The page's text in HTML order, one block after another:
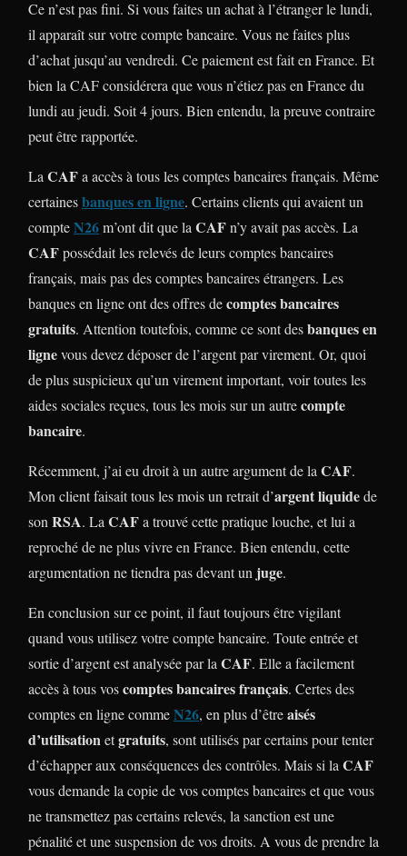
Ce n’est pas fini. Si vous faites un achat à l’étranger le lundi,
il apparaît sur votre compte bancaire. Vous ne faites plus
d’achat jusqu’au vendredi. Ce paiement est fait en France. Et
bien la CAF considérera que vous n’étiez pas en France du
lundi au jeudi. Soit 4 jours. Bien entendu, la preuve contraire
peut être rapportée.
La CAFa accès à tous les comptes bancaires français. Même
certainesbanques en ligne. Certains clients qui avaient un
compteN26m’ont dit que la CAFn’y avait pas accès. La
CAFpossédait les relevés de leurs comptes bancaires
français, mais pas des comptes bancaires étrangers. Les
banques en ligne ont des offres decomptes bancaires
gratuits. Attention toutefois, comme ce sont desbanques en
lignevous devez déposer de l’argent par virement. Or, quoi
de plus suspicieux qu’un virement important, voir toutes les
aides sociales reçues, tous les mois sur un autrecompte
bancaire.
Récemment, j’ai eu droit à un autre argument de la CAF.
Mon client faisait tous les mois un retrait d’argent liquidede
son RSA. La CAFa trouvé cette pratique louche, et lui a
reproché de ne plus vivre en France. Bien entendu, cette
argumentation ne tiendra pas devant un juge.
En conclusion sur ce point, il faut toujours être vigilant
quand vous utilisez votre compte bancaire. Toute entrée et
sortie d’argent est analysée par la CAF. Elle a facilement
accès à tous voscomptes bancaires français. Certes des
comptes en ligne commeN26, en plus d’êtreaisés
d’utilisationetgratuits, sont utilisés par certains pour tenter
d’échapper aux conséquences des contrôles. Mais si la CAF
vous demande la copie de vos comptes bancaires et que vous
ne transmettez pas certains relevés, la sanction est une
pénalité et une suspension de vos droits. A vous de prendre la